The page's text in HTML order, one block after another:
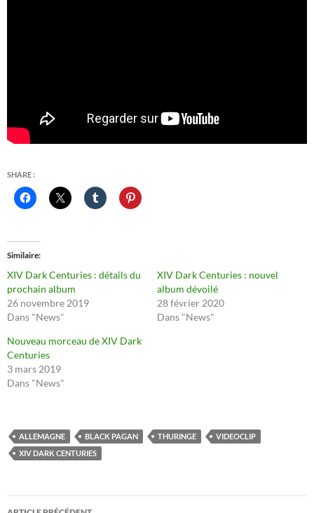
SHARE :
Similaire
XIV Dark Centuries : détails du
prochain album
26 novembre 2019
Dans "News"
XIV Dark Centuries : nouvel
album dévoilé
28 février 2020
Dans "News"
Nouveau morceau de XIV Dark
Centuries
3 mars 2019
Dans "News"
ALLEMAGNE BLACK PAGAN THURINGE
VIDEOCLIP
XIV DARK CENTURIES
Navigation